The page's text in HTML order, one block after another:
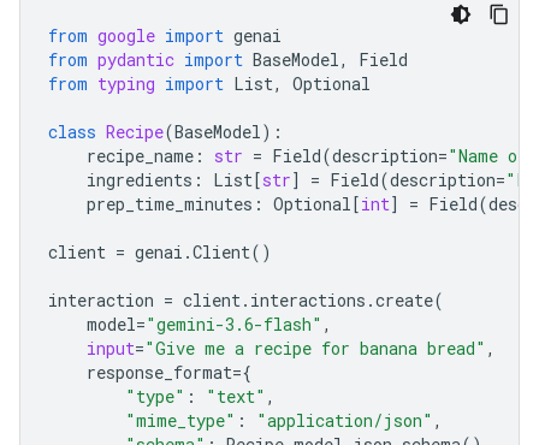
from google import genai
from pydantic import BaseModel,
Field
from typing import List, Optional
class Recipe(BaseModel):
recipe_name : str = Field(description="Name
ingredients : List[str] = Field(description=
prep_time_minutes : Optional[int] = Field(
client = genai .Client()
interaction = client. interactions .create(
model="gemini-3.6-flash" ,
input="Give me a recipe for banana bread" ,
response_format={
"type" : "text" ,
"mime_type" : "application/json" ,